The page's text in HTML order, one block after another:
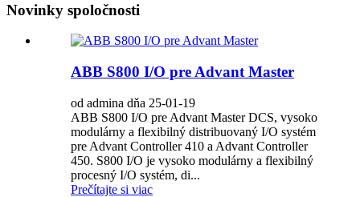
Novinky spoločnosti
ABB S800 I/O pre Advant Master
od admina dňa 25-01-19
ABB S800 I/O pre Advant Master DCS, vysoko
modulárny a flexibilný distribuovaný I/O systém
pre Advant Controller 410 a Advant Controller
450. S800 I/O je vysoko modulárny a flexibilný
procesný I/O systém, di...
Prečítajte si viac